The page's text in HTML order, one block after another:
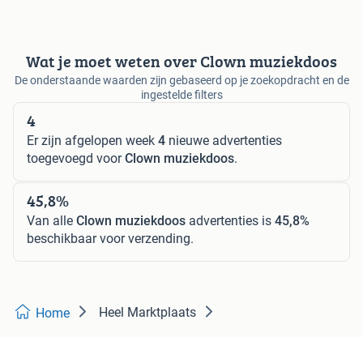
Wat je moet weten over Clown muziekdoos
De onderstaande waarden zijn gebaseerd op je zoekopdracht en de
ingestelde filters
4
Er zijn afgelopen week 4 nieuwe advertenties
toegevoegd voorClown muziekdoos.
45,8%
Van alle Clown muziekdoos advertenties is 45,8%
beschikbaar voor verzending.
Home Heel Marktplaats